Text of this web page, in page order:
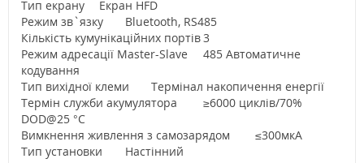
Тип екрану
Екран HFD
Режим зв`язку
Bluetooth, RS485
Кількість кумунікаційних портів3
Режим адресації Master-Slave
485 Автоматичне
кодування
Тип вихідної клеми
Термінал накопичення енергії
Термін служби акумулятора
≥6000 циклів/70%
DOD@25 °С
Вимкнення живлення з самозарядом
≤300мкА
Тип установки
Настінний